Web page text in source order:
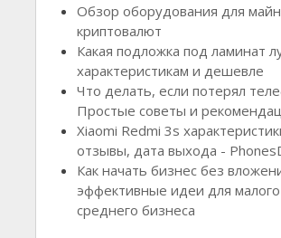
Обзор оборудования для
криптовалют
Какая подложка под ламинат
характеристикам и дешевле
Что делать, если потерял
Простые советы и
Xiaomi Redmi 3s
отзывы, дата выхода -
Как начать бизнес без
эффективные идеи для
среднего бизнеса